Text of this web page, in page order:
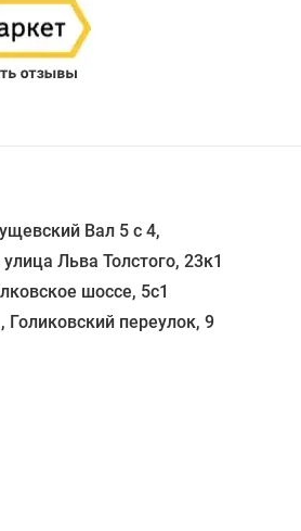
Вал 5 с 4,
Льва Толстого, 23к1
шоссе, 5с1